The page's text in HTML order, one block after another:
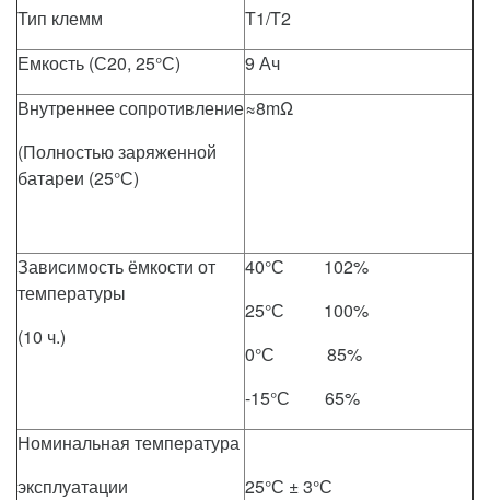
Тип клемм
Т1/T2
Емкость (С20, 25°С)
9 Ач
Внутреннее сопротивление
(Полностью заряженной
батареи (25°С)
≈8mΩ
Зависимость ёмкости от
температуры
(10 ч.)
40°С 102%
25°С 100%
0°С 85%
-15°С 65%
Номинальная температура
эксплуатации
25°С ± 3°С